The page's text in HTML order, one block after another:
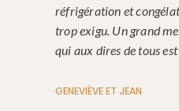
réfrigération et
trop exigu. Un grand
qui aux dires de tous
GENEVIÈVE ET JEAN